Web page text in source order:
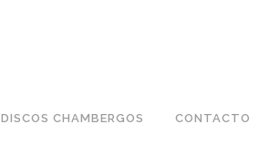
DISCOS CHAMBERGOS CONTACTO